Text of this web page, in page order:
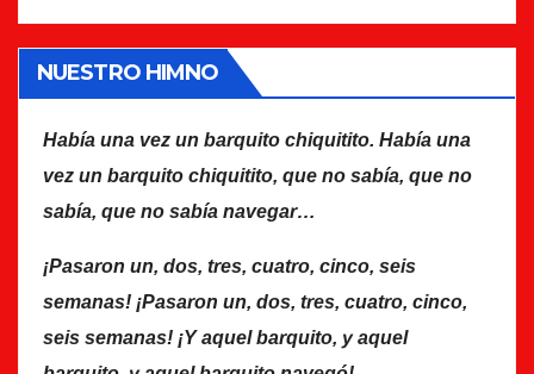
NUESTRO HIMNO
Había una vez un barquito chiquitito. Había una
vez un barquito chiquitito, que no sabía, que no
sabía, que no sabía navegar…
¡Pasaron un, dos, tres, cuatro, cinco, seis
semanas! ¡Pasaron un, dos, tres, cuatro, cinco,
seis semanas! ¡Y aquel barquito, y aquel